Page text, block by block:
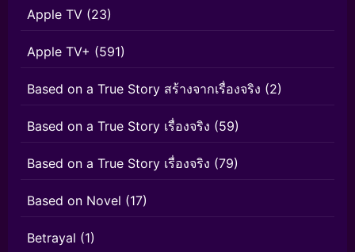
Apple TV (23)
Apple TV+ (591)
Based on a True Story สร้างจากเรื่องจริง (2)
Based on a True Story เรื่องจริง (59)
Based on a True Story เรื่องจริง (79)
Based on Novel (17)
Betrayal (1)